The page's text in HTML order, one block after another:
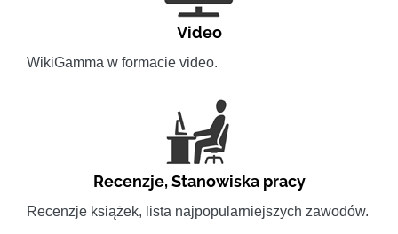
Video
WikiGamma w formacie video.
Recenzje,Stanowiska pracy
Recenzje książek, lista najpopularniejszych zawodów.